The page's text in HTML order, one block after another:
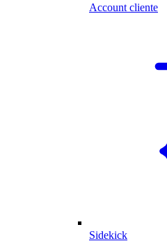
Account cliente
Sidekick